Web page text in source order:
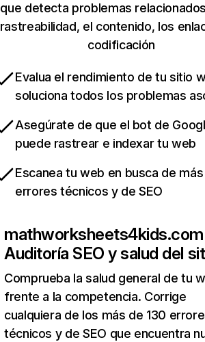
que detecta problemas
rastreabilidad, el contenido, los
codificación
Evalua el rendimiento de tu sitio
soluciona todos los problemas
Asegúrate de que el bot de
puede rastrear e indexar tu web
Escanea tu web en busca de
errores técnicos y de SEO
mathworksheets4kids.com
Auditoría SEO y salud del
Comprueba la salud general de tu
frente a la competencia. Corrige
cualquiera de los más de 130
técnicos y de SEO que encuentra